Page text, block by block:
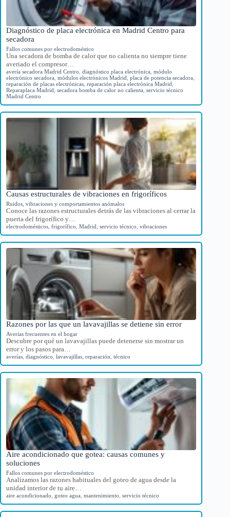
Diagnóstico de placa electrónica en Madrid Centro para
secadora
Fallos comunes por electrodoméstico
Una secadora de bomba de calor que no calienta no siempre tiene
averiado el compresor…
avería secadora Madrid Centro diagnóstico placa electrónica módulo
electrónico secadora módulos electrónicos Madrid placa de potencia secadora
reparación de placas electrónicas reparación placa electrónica Madrid
Reparaplaca Madrid
secadora bomba de calor no calienta servicio técnico
Madrid Centro
Causas estructurales de vibraciones en frigoríficos
Ruidos, vibraciones y comportamientos anómalos
Conoce las razones estructurales detrás de las vibraciones al cerrar la
puerta del frigorífico y…
electrodomésticos frigorífico Madrid servicio técnico vibraciones
Razones por las que un lavavajillas se detiene sin error
Averías frecuentes en el hogar
Descubre por qué un lavavajillas puede detenerse sin mostrar un
error y los pasos para…
averías diagnóstico lavavajillas reparación técnico
Aire acondicionado que gotea: causas comunes y
soluciones
Fallos comunes por electrodoméstico
Analizamos las razones habituales del goteo de agua desde la
unidad interior de tu aire…
aire acondicionado goteo agua mantenimiento servicio técnico